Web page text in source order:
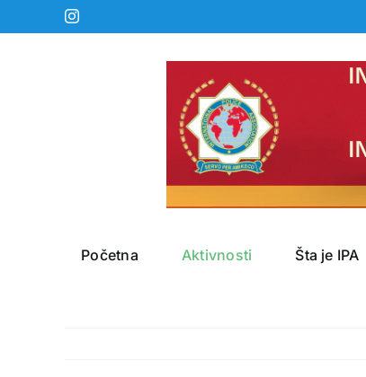
to
Instagram
Početna Aktivnosti Šta je IPA